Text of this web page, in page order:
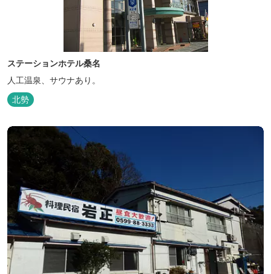
ステーションホテル桑名
人工温泉、サウナあり。
北勢